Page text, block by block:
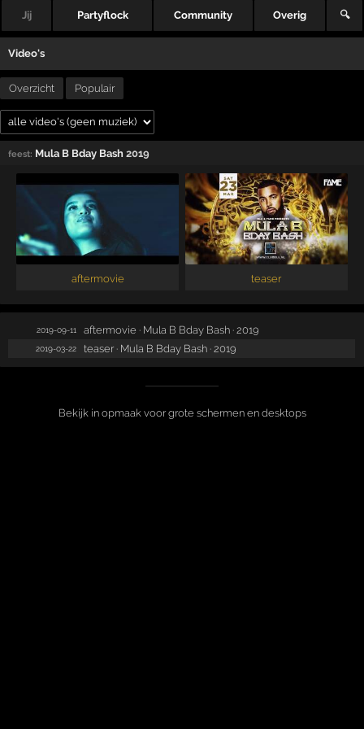
Jij Partyflock Community Overig 🔍
Video's
Overzicht Populair
feest: Mula B Bday Bash 2019
aftermovie teaser
2019-09-11 aftermovie · Mula B Bday Bash · 2019
2019-03-22 teaser · Mula B Bday Bash · 2019
Bekijk in opmaak voor grote schermen en desktops